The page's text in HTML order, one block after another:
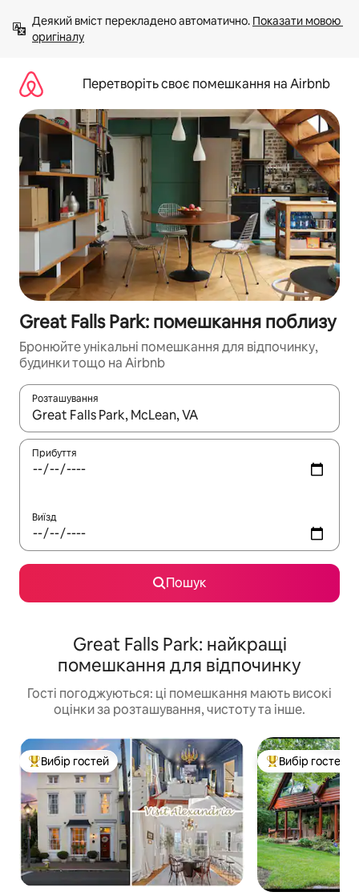
вмісту
Деякий вміст перекладено автоматично. Показати мовою
оригіналу
Перетворіть своє помешкання на Airbnb
Great Falls Park: помешкання поблизу
Бронюйте унікальні помешкання для відпочинку,
будинки тощо на Airbnb
Розташування
Отримавши результати пошуку, використовуйте для
Прибуття
Виїзд
Пошук
Great Falls Park: найкращі
помешкання для відпочинку
Гості погоджуються: ці помешкання мають високі
оцінки за розташування, чистоту та інше.
Топ вибір гостей
Вибір гостей Топ вибір гостей
Вибір гостей